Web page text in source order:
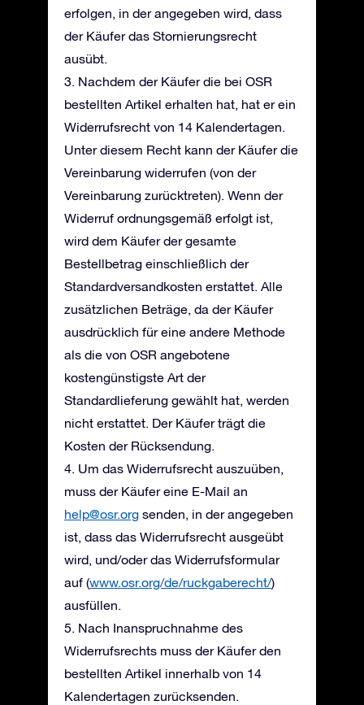
erfolgen, in der angegeben wird, dass
der Käufer das Stornierungsrecht
ausübt.
3. Nachdem der Käufer die bei OSR
bestellten Artikel erhalten hat, hat er ein
Widerrufsrecht von 14 Kalendertagen.
Unter diesem Recht kann der Käufer die
Vereinbarung widerrufen (von der
Vereinbarung zurücktreten). Wenn der
Widerruf ordnungsgemäß erfolgt ist,
wird dem Käufer der gesamte
Bestellbetrag einschließlich der
Standardversandkosten erstattet. Alle
zusätzlichen Beträge, da der Käufer
ausdrücklich für eine andere Methode
als die von OSR angebotene
kostengünstigste Art der
Standardlieferung gewählt hat, werden
nicht erstattet. Der Käufer trägt die
Kosten der Rücksendung.
4. Um das Widerrufsrecht auszuüben,
muss der Käufer eine E-Mail an
help@osr.org senden, in der angegeben
ist, dass das Widerrufsrecht ausgeübt
wird, und/oder das Widerrufsformular
auf (www.osr.org/de/ruckgaberecht/)
ausfüllen.
5. Nach Inanspruchnahme des
Widerrufsrechts muss der Käufer den
bestellten Artikel innerhalb von 14
Kalendertagen zurücksenden.